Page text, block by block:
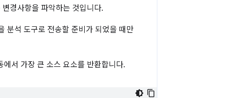
경사항을 파악하는 것입니다.
분석 도구로 전송할 준비가 되었을 때만
서 가장 큰 소스 요소를 반환합니다.